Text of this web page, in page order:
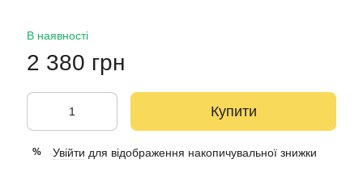
В наявності
2 380 грн
Купити
% Увійти для відображення накопичувальної знижки